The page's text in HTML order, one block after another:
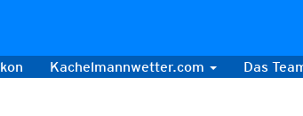
Kachelmannwetter.com Das